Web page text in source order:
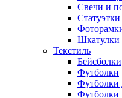
Свечи и
Шкатулки
Текстиль
Бейсболки
Футболки
Футболки
Футболки